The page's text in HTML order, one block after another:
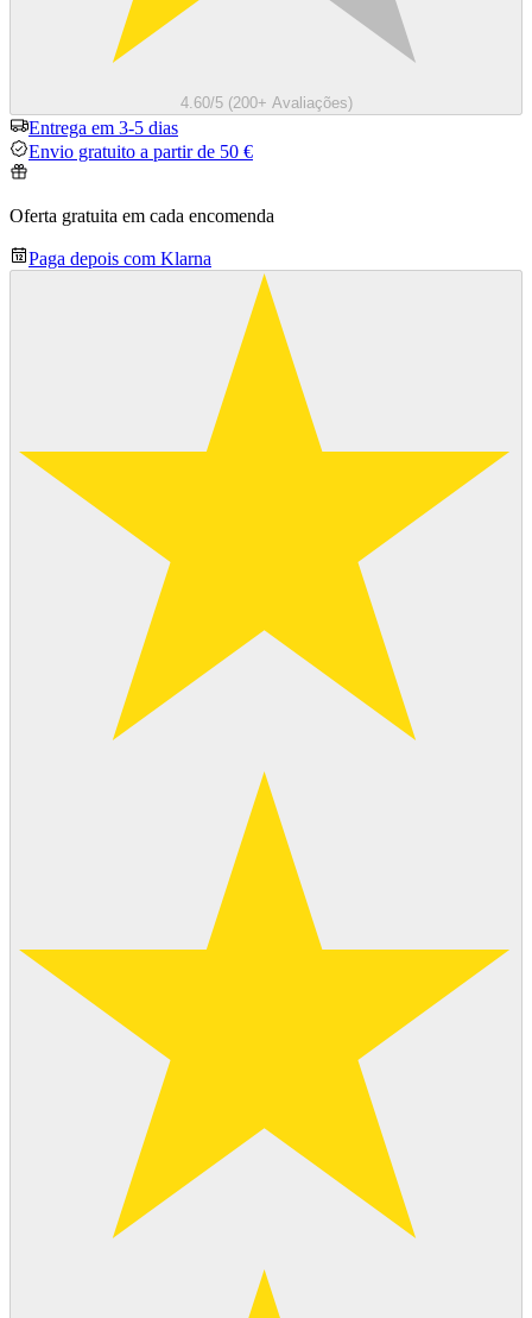
4.60/5 (200+ Avaliações)
Entrega em 3-5 dias
Envio gratuito a partir de 50 €
Oferta gratuita em cada encomenda
Paga depois com Klarna